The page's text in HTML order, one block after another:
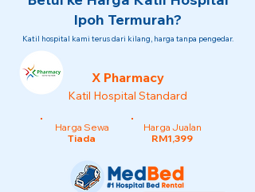
Ipoh Termurah?
Katil hospital kami terus dari kilang, harga tanpa pengedar.
X Pharmacy
Katil Hospital Standard
Harga Sewa
Tiada
Harga Jualan
RM1,399